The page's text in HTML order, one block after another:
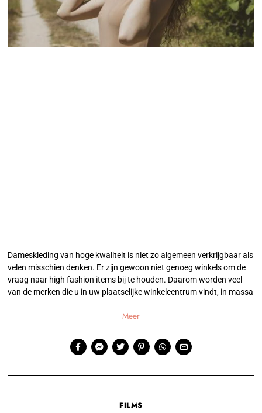
Dameskleding van hoge kwaliteit is niet zo algemeen verkrijgbaar als
velen misschien denken. Er zijn gewoon niet genoeg winkels om de
vraag naar high fashion items bij te houden. Daarom worden veel
van de merken die u in uw plaatselijke winkelcentrum vindt, in massa
Meer
FILMS